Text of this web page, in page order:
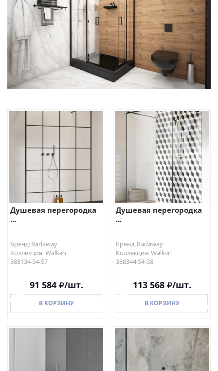
Душевая перегородка
...
Бренд: Radaway
Коллекция: Walk-in
388134-54-57
91 584 /шт.
В КОРЗИНУ
Душевая перегородка
...
Бренд: Radaway
Коллекция: Walk-in
388344-54-58
113 568 /шт.
В КОРЗИНУ
В КОРЗИНУ